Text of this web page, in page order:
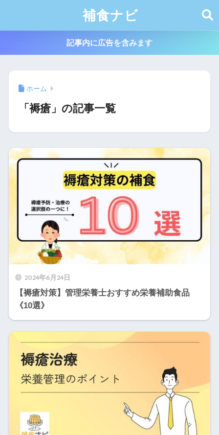
補食ナビ
記事内に広告を含みます
ホーム
「褥瘡」の記事一覧
2024年6月24日
【褥瘡対策】管理栄養士おすすめ栄養補助食品
《10選》